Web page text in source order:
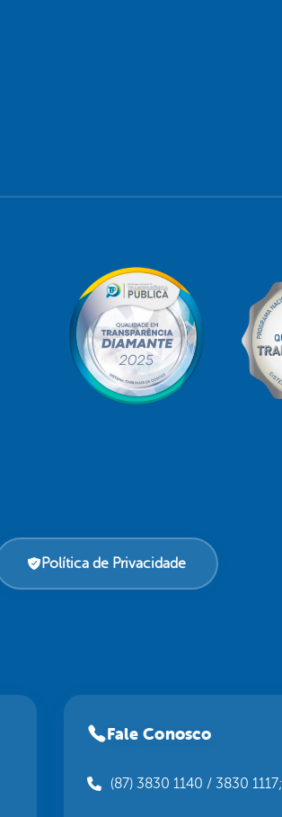
Política de Privacidade
Fale Conosco
(87) 3830 1140 / 3830 1117;